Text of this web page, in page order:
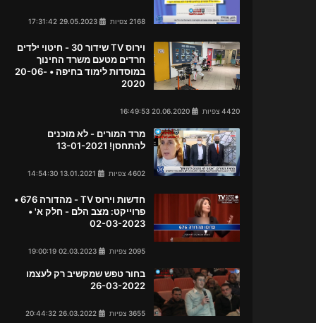
2168 צפיות
וירוס TV שידור 30 - חיטוי ילדים
חרדים מטעם משרד החינוך
במוסדות לימוד בחיפה • 20-06-
2020
4420 צפיות
מרד המורים - לא מוכנים
להתחסן! 13-01-2021
4602 צפיות
חדשות וירוס TV - מהדורה 676 •
פרוייקט: מצב הלם - חלק א' •
02-03-2023
2095 צפיות
בחור טפש שמקשיב רק לעצמו
26-03-2022
3655 צפיות